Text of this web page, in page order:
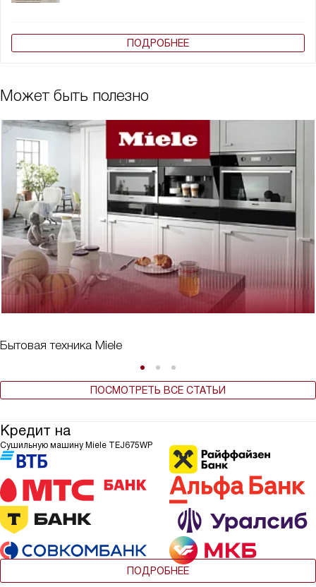
ПОДРОБНЕЕ
Может быть полезно
Бытовая техника Miele
ПОСМОТРЕТЬ ВСЕ СТАТЬИ
Кредит на
Сушильную машину Miele TEJ675WP
ПОДРОБНЕЕ